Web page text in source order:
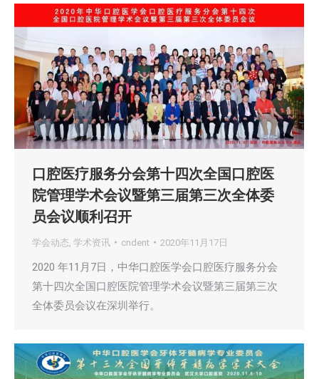
口腔医疗服务分会第十四次全国口腔医
院管理学术会议暨第三届第三次全体委
员会议顺利召开
学会动态 学术资讯 cndent 2020年11月17日
2020 年11月7日，中华口腔医学会口腔医疗服务分会
第十四次全国口腔医院管理学术会议暨第三届第三次
全体委员会议在深圳举行。